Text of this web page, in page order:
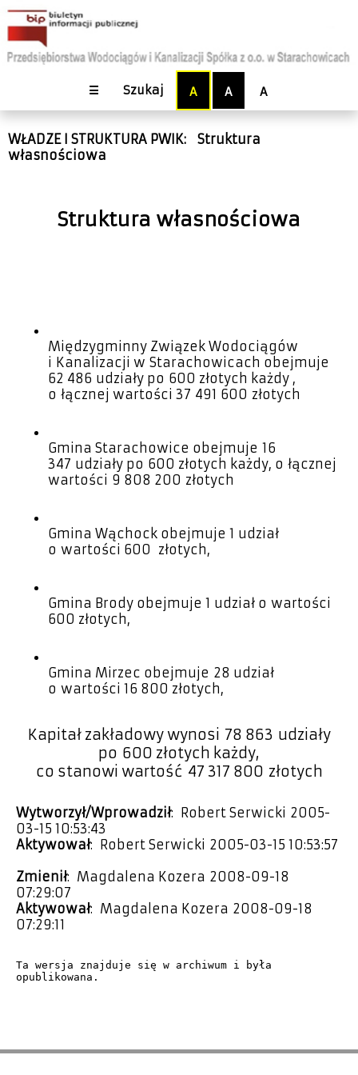
☰ Szukaj A A A
WŁADZE I STRUKTURA PWIK: Struktura
własnościowa
Struktura własnościowa
Międzygminny Związek Wodociągów
i Kanalizacji w Starachowicach obejmuje
62 486 udziały po 600 złotych każdy ,
o łącznej wartości 37 491 600 złotych
Gmina Starachowice obejmuje 16
347 udziały po 600 złotych każdy, o łącznej
wartości 9 808 200 złotych
Gmina Wąchock obejmuje 1 udział
o wartości 600 złotych,
Gmina Brody obejmuje 1 udział o wartości
600 złotych,
Gmina Mirzec obejmuje 28 udział
o wartości 16 800 złotych,
Kapitał zakładowy wynosi 78 863 udziały
po 600 złotych każdy,
co stanowi wartość 47 317 800 złotych
Wytworzył/Wprowadził: Robert Serwicki 2005-
03-15 10:53:43
Aktywował: Robert Serwicki 2005-03-15 10:53:57
Zmienił: Magdalena Kozera 2008-09-18
07:29:07
Aktywował: Magdalena Kozera 2008-09-18
07:29:11
Ta wersja znajduje się w archiwum i była
opublikowana.